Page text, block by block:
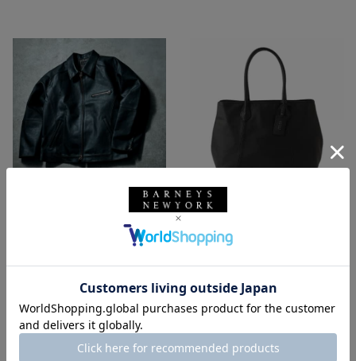
BARNEYS NEW YORK by ANC
BARNEYS NEW YORK
¥47,300